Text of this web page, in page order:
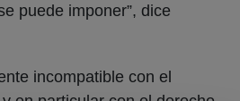
puede imponer”, dice
incompatible con el